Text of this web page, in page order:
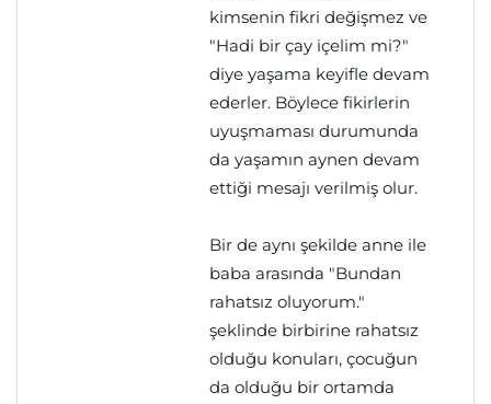
kimsenin fikri değişmez ve
"Hadi bir çay içelim mi?"
diye yaşama keyifle devam
ederler. Böylece fikirlerin
uyuşmaması durumunda
da yaşamın aynen devam
ettiği mesajı verilmiş olur.
Bir de aynı şekilde anne ile
baba arasında "Bundan
rahatsız oluyorum."
şeklinde birbirine rahatsız
olduğu konuları, çocuğun
da olduğu bir ortamda